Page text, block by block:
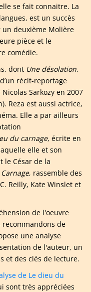
se fait connaitre. La
est un succès
deuxième Molière
pièce et le
comédie.
dont Une désolation,
récit-reportage
Sarkozy en 2007
Reza est aussi actrice,
Elle a par ailleurs
du carnage, écrite en
elle et son
le César de la
Carnage, rassemble des
Reilly, Kate Winslet et
de l'oeuvre
recommandons de
une analyse
de l'auteur, un
et des clés de lecture.
de Le dieu du
sont très appréciées